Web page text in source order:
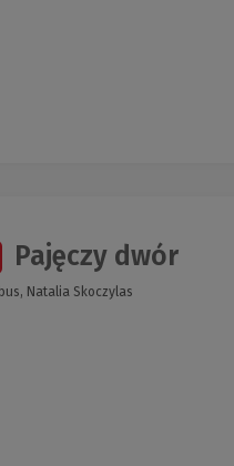
Pajęczy dwór
Natalia Skoczylas